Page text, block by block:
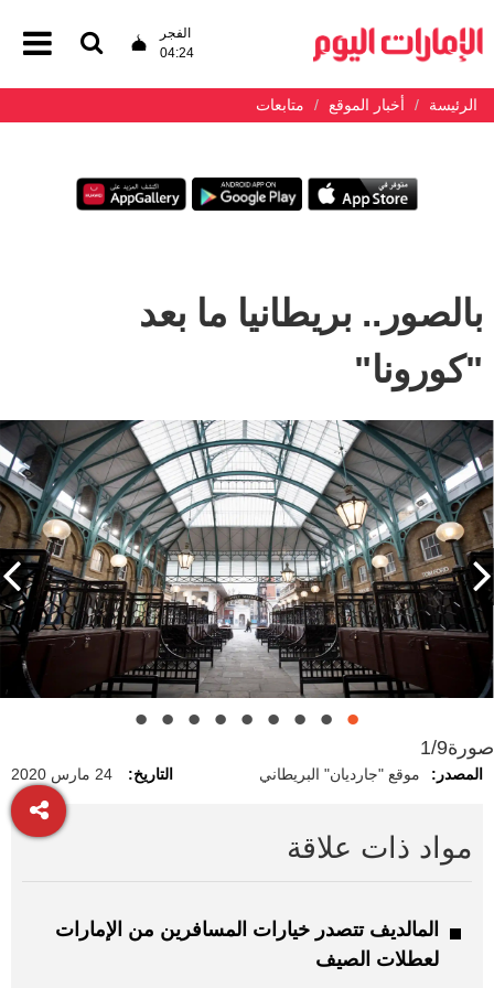
الفجر
04:24
الرئيسة أخبار الموقع متابعات
بالصور.. بريطانيا ما بعد
"كورونا"
صورة1/9
المصدر: موقع "جارديان" البريطاني التاريخ: 24 مارس 2020
مواد ذات علاقة
المالديف تتصدر خيارات المسافرين من الإمارات
لعطلات الصيف